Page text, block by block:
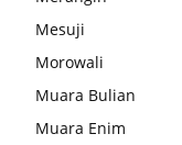
Mesuji
Morowali
Muara Bulian
Muara Enim